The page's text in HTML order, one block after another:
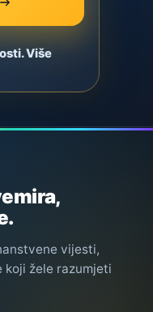
Više
vijesti,
žele razumjeti